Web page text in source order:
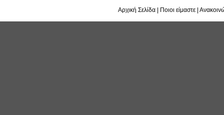
Αρχική Σελίδα| Ποιοι είμαστε|